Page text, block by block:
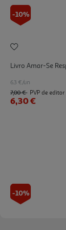
-10%
Livro Amar-Se
6.3 €/un
7,00 € PVP de editor
6,30 €
-10%